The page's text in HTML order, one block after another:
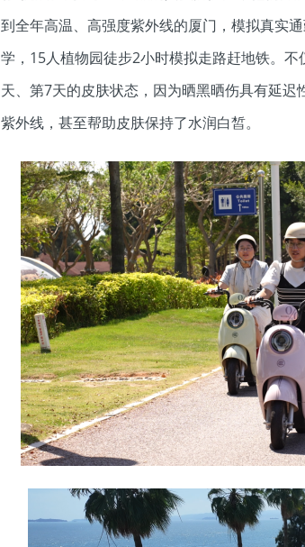
到全年高温、高强度紫外线的厦门，模拟真实
学，15人植物园徒步2小时模拟走路赶地铁。
天、第7天的皮肤状态，因为晒黑晒伤具有延
紫外线，甚至帮助皮肤保持了水润白皙。